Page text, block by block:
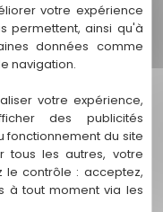
durable.
pour le suivi de nappe
des relevés
de l'eau, ainsi
mesures
problèmes
votre expérience
permettent, ainsi qu'à
données comme
navigation.
votre expérience,
des publicités
fonctionnement du site
tous les autres, votre
le contrôle : acceptez,
à tout moment via les